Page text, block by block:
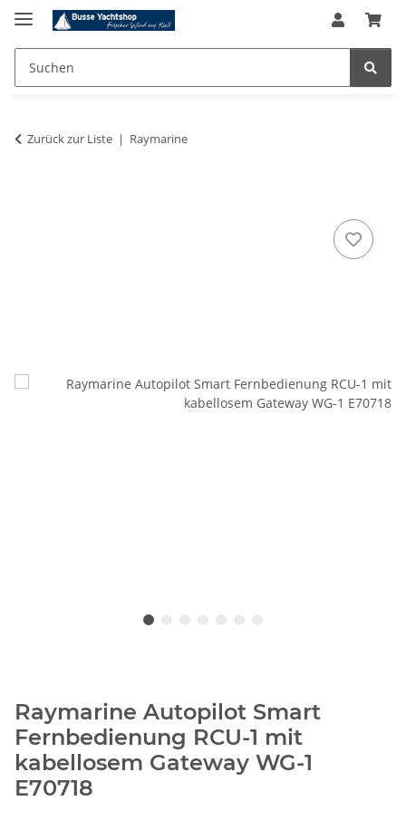
Zurück zur Liste Raymarine
Raymarine Autopilot Smart
Fernbedienung RCU-1 mit
kabellosem Gateway WG-1
E70718